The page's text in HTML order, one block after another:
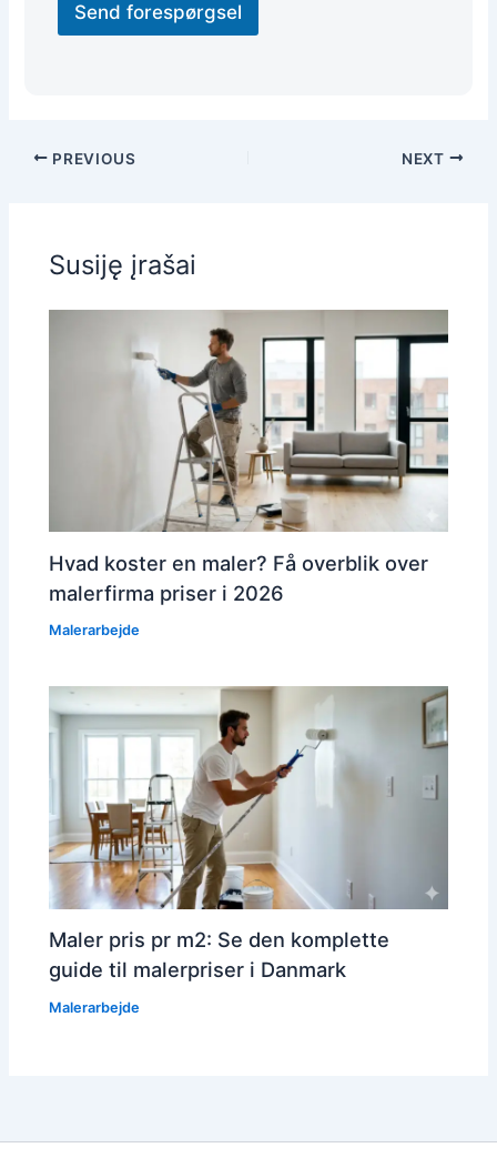
Send forespørgsel
PREVIOUS NEXT
Susiję įrašai
Hvad koster en maler? Få overblik over
malerfirma priser i 2026
Malerarbejde
Maler pris pr m2: Se den komplette
guide til malerpriser i Danmark
Malerarbejde